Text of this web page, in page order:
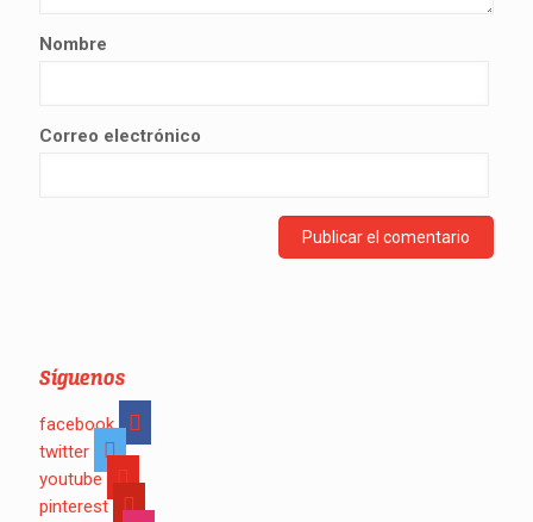
Nombre
Correo electrónico
Síguenos
facebook
twitter
youtube
pinterest